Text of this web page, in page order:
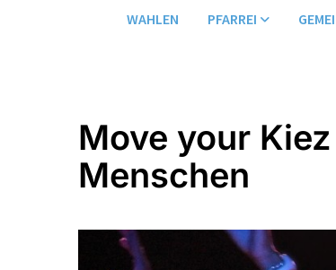
WAHLEN PFARREI
Move your
Menschen